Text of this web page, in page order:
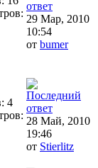
29 Мар, 2010
10:54
от bumer
4
28 Май, 2010
19:46
от Stierlitz